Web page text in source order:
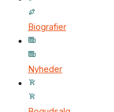
Biografier
Nyheder